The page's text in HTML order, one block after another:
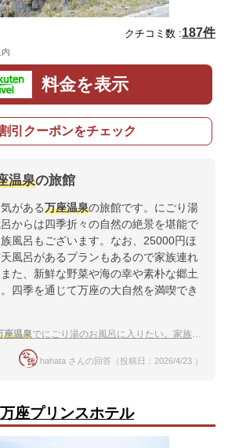
クチコミ数 :187件
料金を表示
引クーポンをチェック
温泉の旅館
がある万座温泉の旅館です。にごり湯
からは四季折々の自然の絶景を堪能で
風呂もございます。なお、25000円ほ
風呂があるプランもあるので家族連れ
た、新鮮な野菜や海の幸や素朴な郷土
四季を通じて万座の大自然を満喫でき
座温泉でにごり湯のお風呂に入りたい。家族旅行におすすめの宿は？
hahata さんの回答（投稿日：2026/4/23 ）
座プリンスホテル